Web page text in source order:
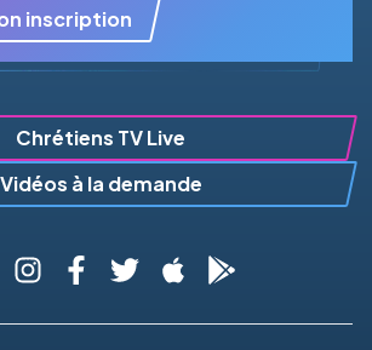
inscription
Chrétiens TV Live
Vidéos à la demande